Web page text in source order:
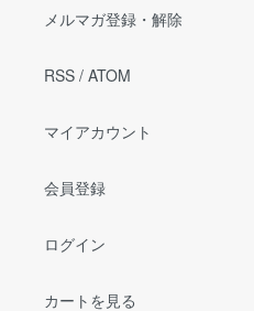
メルマガ登録・解除
RSS / ATOM
マイアカウント
会員登録
ログイン
カートを見る